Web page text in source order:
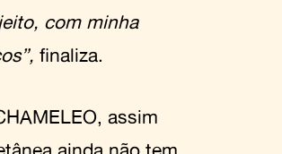
com minha
finaliza.
assim
ainda não tem